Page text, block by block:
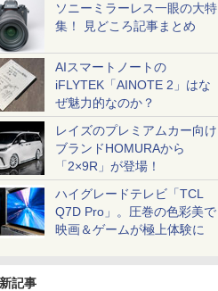
ソニーミラーレス一眼の大特
集！ 見どころ記事まとめ
AIスマートノートの
iFLYTEK「AINOTE 2」はな
ぜ魅力的なのか？
レイズのプレミアムカー向け
ブランドHOMURAから
「2×9R」が登場！
ハイグレードテレビ「TCL
Q7D Pro」。圧巻の色彩美で
映画＆ゲームが極上体験に
記事